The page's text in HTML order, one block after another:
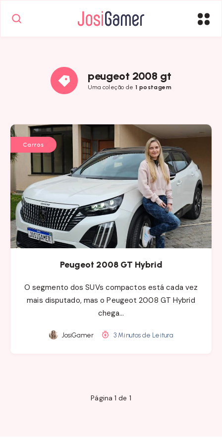
peugeot 2008 gt
Uma coleção de 1 postagem
Carros
Peugeot 2008 GT Hybrid
O segmento dos SUVs compactos está cada vez
mais disputado, mas o Peugeot 2008 GT Hybrid
chega…
JosiGamer 3 Minutos de Leitura
Página 1 de 1